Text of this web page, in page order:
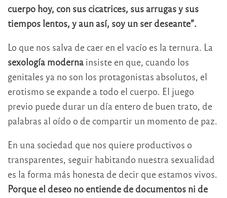
cuerpo hoy, con sus cicatrices, sus arrugas y sus
tiempos lentos, y aun así, soy un ser deseante”.
Lo que nos salva de caer en el vacío es la ternura. La
sexología moderna insiste en que, cuando los
genitales ya no son los protagonistas absolutos, el
erotismo se expande a todo el cuerpo. El juego
previo puede durar un día entero de buen trato, de
palabras al oído o de compartir un momento de paz.
En una sociedad que nos quiere productivos o
transparentes, seguir habitando nuestra sexualidad
es la forma más honesta de decir que estamos vivos.
Porque el deseo no entiende de documentos ni de